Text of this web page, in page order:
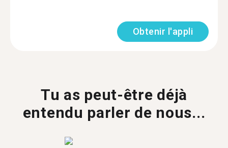
Obtenir l'appli
Tu as peut-être déjà
entendu parler de nous...